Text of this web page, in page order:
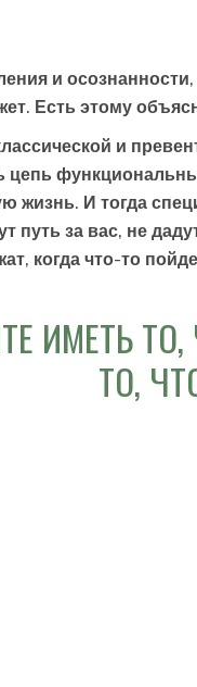
и
Есть этому
и
жизнь. И тогда
за вас, не
когда что-то
ИМЕТЬ
ТО,